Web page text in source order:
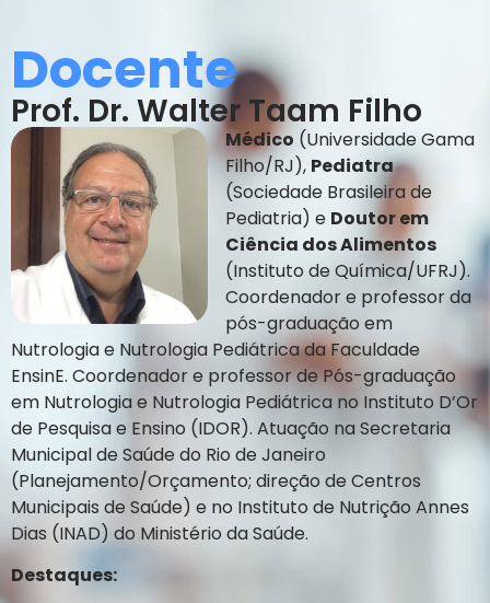
Docente
Prof. Dr. Walter Taam Filho
Médico (Universidade Gama
Filho/RJ), Pediatra
(Sociedade Brasileira de
Pediatria) e Doutor em
Ciência dos Alimentos
(Instituto de Química/UFRJ).
Coordenador e professor da
pós-graduação em
Nutrologia e Nutrologia Pediátrica da Faculdade
EnsinE. Coordenador e professor de Pós-graduação
em Nutrologia e Nutrologia Pediátrica no Instituto D’Or
de Pesquisa e Ensino (IDOR). Atuação na Secretaria
Municipal de Saúde do Rio de Janeiro
(Planejamento/Orçamento; direção de Centros
Municipais de Saúde) e no Instituto de Nutrição Annes
Dias (INAD) do Ministério da Saúde.
Destaques: